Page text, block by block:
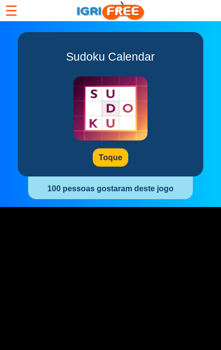
☰
Sudoku Calendar
Toque
100 pessoas gostaram deste jogo